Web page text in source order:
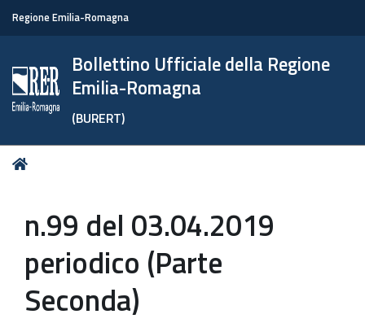
Regione Emilia-Romagna
Bollettino Ufficiale della Regione
Emilia-Romagna
(BURERT)
Tu
n.99 del 03.04.2019
periodico (Parte
Seconda)